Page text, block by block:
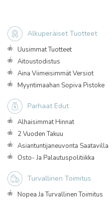
Alkuperäiset Tuotteet
Uusimmat Tuotteet
Aitoustodistus
Aina Viimeisimmät Versiot
Myyntimaahan Sopiva Pistoke
Parhaat Edut
Alhaisimmat Hinnat
2 Vuoden Takuu
Asiantuntijaneuvonta Saatavilla
Osto- Ja Palautuspolitiikka
Turvallinen Toimitus
Nopea Ja Turvallinen Toimitus